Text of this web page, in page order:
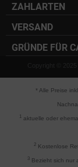
ZAHLARTEN
VERSAND
GRÜNDE FÜR
Copyright ©
* Alle Preise
aktuelle oder
2Kostenlose
3 Bezieht sich nur